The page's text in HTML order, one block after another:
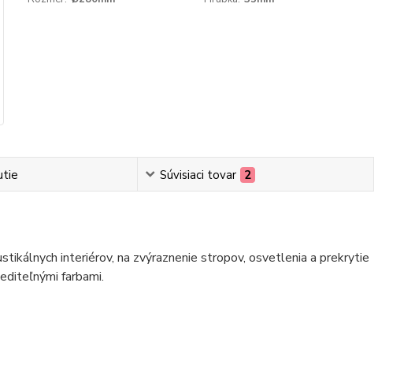
Súvisiaci tovar 2
interiérov, na zvýraznenie stropov, osvetlenia a prekrytie
farbami.